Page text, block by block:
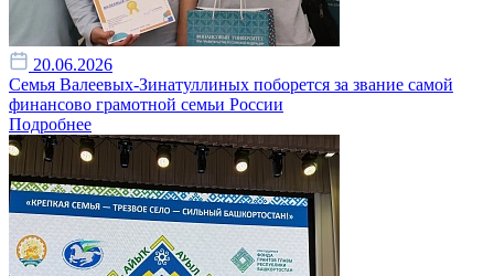
20.06.2026
Семья Валеевых-Зинатуллиных поборется за звание самой
финансово грамотной семьи России
Подробнее